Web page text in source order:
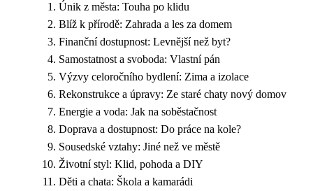
Únik z města: Touha po klidu
Blíž k přírodě: Zahrada a les za domem
Finanční dostupnost: Levnější než byt?
Samostatnost a svoboda: Vlastní pán
Výzvy celoročního bydlení: Zima a izolace
Rekonstrukce a úpravy: Ze staré chaty nový domov
Energie a voda: Jak na soběstačnost
Doprava a dostupnost: Do práce na kole?
Sousedské vztahy: Jiné než ve městě
Životní styl: Klid, pohoda a DIY
Děti a chata: Škola a kamarádi